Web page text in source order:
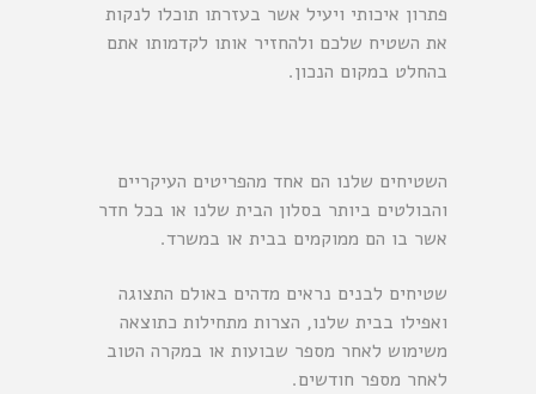
פתרון איכותי ויעיל אשר בעזרתו תוכלו לנקות
את השטיח שלכם ולהחזיר אותו לקדמותו אתם
בהחלט במקום הנכון.
השטיחים שלנו הם אחד מהפריטים העיקריים
והבולטים ביותר בסלון הבית שלנו או בכל חדר
אשר בו הם ממוקמים בבית או במשרד.
שטיחים לבנים נראים מדהים באולם התצוגה
ואפילו בבית שלנו, הצרות מתחילות כתוצאה
משימוש לאחר מספר שבועות או במקרה הטוב
לאחר מספר חודשים.